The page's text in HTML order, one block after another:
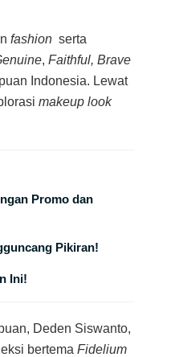
fashion serta
, Faithful, Brave
Indonesia. Lewat
makeup look
Promo dan
Pikiran!
Ini!
Deden Siswanto,
bertema Fidelium